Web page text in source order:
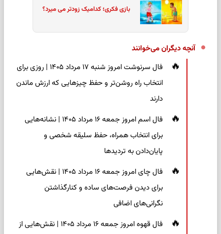
بازی فکری؛ کدامیک زودتر می میرد؟
آنچه دیگران می‌خوانند
فال سرنوشت امروز شنبه ۱۷ مرداد ۱۴۰۵ | روزی برای
انتخاب راه روشن‌تر و حفظ چیزهایی که ارزش ماندن
دارند
فال اسم امروز جمعه ۱۶ مرداد ۱۴۰۵ | نشانه‌هایی
برای انتخاب همراه، حفظ سلیقه شخصی و
پایان‌دادن به تردیدها
فال چای امروز جمعه ۱۶ مرداد ۱۴۰۵ | نقش‌هایی
برای دیدن فرصت‌های ساده و کنارگذاشتن
نگرانی‌های اضافی
فال قهوه امروز جمعه ۱۶ مرداد ۱۴۰۵ | نقش‌هایی از